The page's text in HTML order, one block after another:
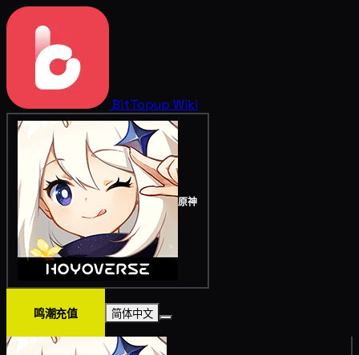
BitTopup Wiki
原神
鸣潮充值 简体中文